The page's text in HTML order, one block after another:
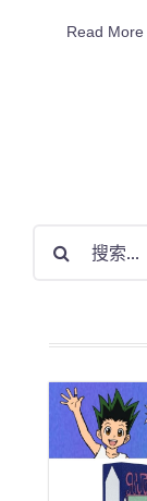
Read More
果：